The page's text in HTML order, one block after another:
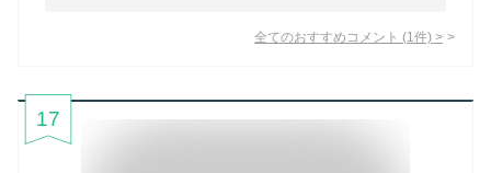
全てのおすすめコメント (1 件) >
17